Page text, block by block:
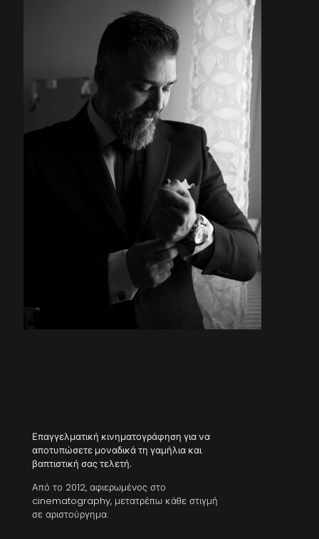
Επαγγελματική κινηματογράφηση για να
αποτυπώσετε μοναδικά τη γαμήλια και
βαπτιστική σας τελετή.
Από το 2012, αφιερωμένος στο
cinematography, μετατρέπω κάθε στιγμή
σε αριστούργημα.